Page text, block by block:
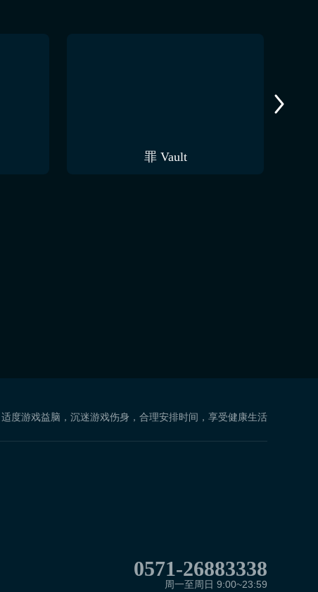
罪 Vault
度游戏益脑，沉迷游戏伤身，合理安排时间，享受健康生活
0571-26883338
周一至周日 9:00~23:59